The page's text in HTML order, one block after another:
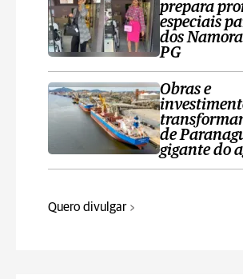
prepara
especiais
dos
PG
Obras e
de
gigante do
Quero divulgar